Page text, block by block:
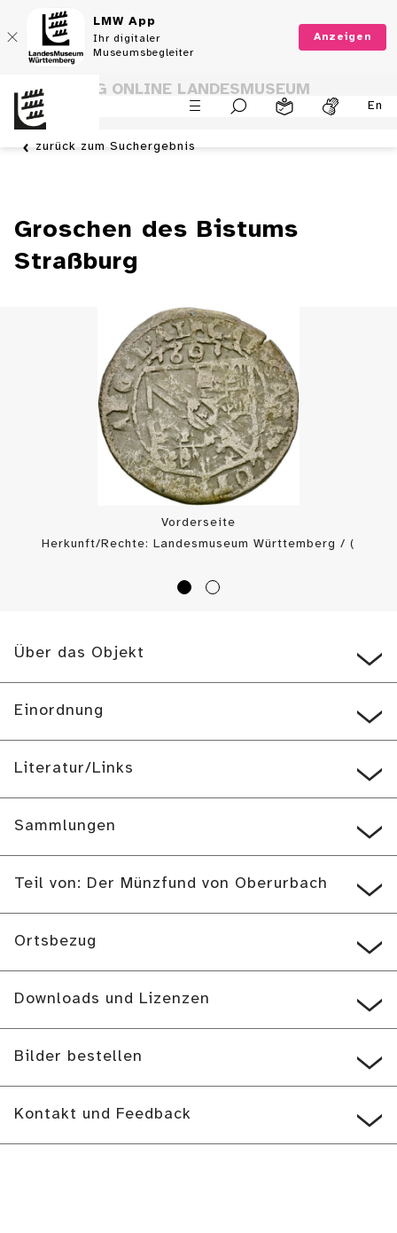
LMW App
Ihr digitaler
Museumsbegleiter
Anzeigen
En
SAMMLUNG ONLINE LANDESMUSEUM
WÜRTTEMBERG
zurück zum Suchergebnis
Groschen des Bistums
Straßburg
Vorderseite
Herkunft/Rechte: Landesmuseum Württemberg / (
Über das Objekt
Einordnung
Literatur/Links
Sammlungen
Teil von: Der Münzfund von Oberurbach
Ortsbezug
Downloads und Lizenzen
Bilder bestellen
Kontakt und Feedback